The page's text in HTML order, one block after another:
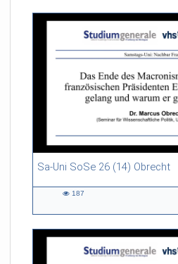
Sa-Uni SoSe 26 (14) Obrecht
46:53 duration
187